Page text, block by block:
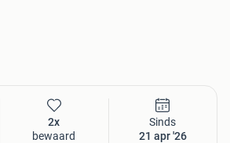
2x
bewaard
Sinds
21 apr '26